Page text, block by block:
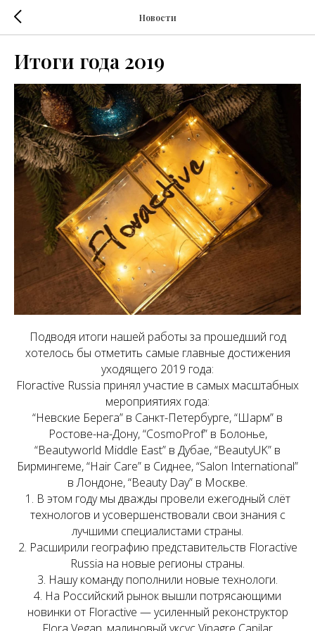
Новости
Итоги года 2019
Подводя итоги нашей работы за прошедший год
хотелось бы отметить самые главные достижения
уходящего 2019 года:
Floractive Russia принял участие в cамых масштабных
мероприятиях года:
“Невские Берега” в Санкт-Петербурге, “Шарм” в
Ростове-на-Дону, “CosmoProf” в Болонье,
“Beautyworld Middle East” в Дубае, “BeautyUK” в
Бирмингеме, “Hair Care” в Сиднее, “Salon International”
в Лондоне, “Beauty Day” в Москве.
1. В этом году мы дважды провели ежегодный слёт
технологов и усовершенствовали свои знания с
лучшими специалистами страны.
2. Расширили географию представительств Floractive
Russia на новые регионы страны.
3. Нашу команду пополнили новые технологи.
4. На Российский рынок вышли потрясающими
новинки от Floractive — усиленный реконструктор